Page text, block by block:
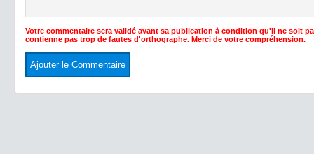
Votre commentaire sera validé avant sa publication à condition qu'il ne soit
contienne pas trop de fautes d'orthographe. Merci de votre compréhension.